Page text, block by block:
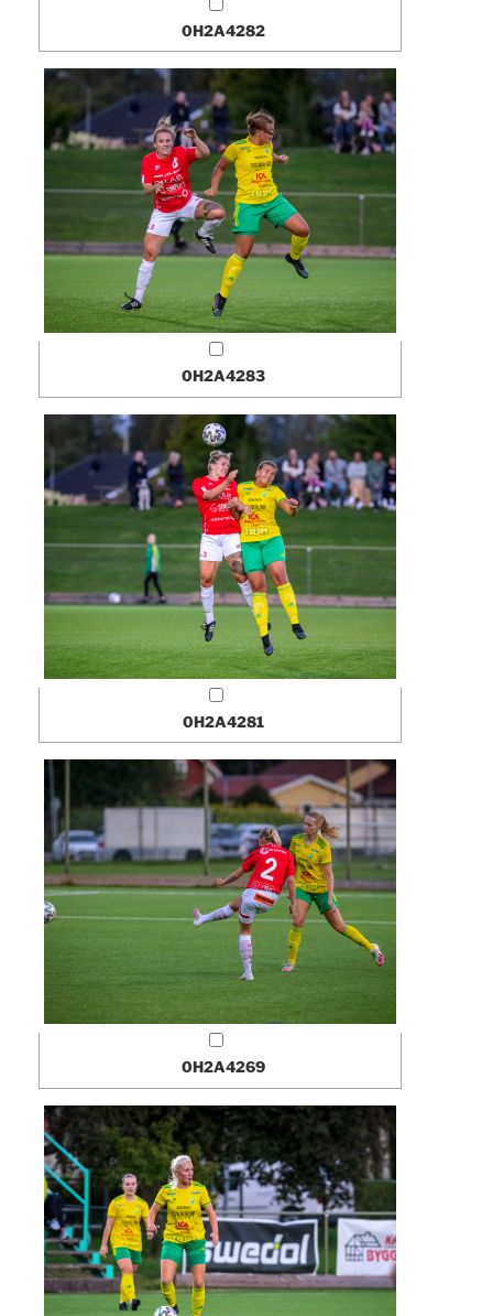
0H2A4282
0H2A4283
0H2A4281
0H2A4269